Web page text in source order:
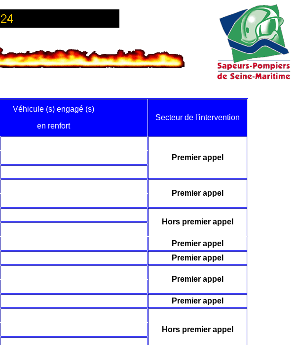
Véhicule (s) engagé (s)
en renfort
Secteur de l'intervention
Premier appel
Premier appel
Hors premier appel
Premier appel
Premier appel
Premier appel
Premier appel
Hors premier appel